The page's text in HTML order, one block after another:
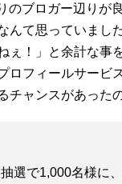
のブロガー辺りが
んて思っていまし
ぇ！」と余計な事
ロフィールサービ
チャンスがあった
選で1,000名様に